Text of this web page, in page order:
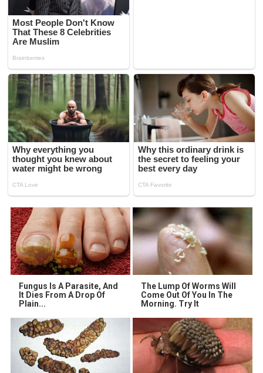
Fungus Is A Parasite, And
It Dies From A Drop Of
Plain...
The Lump Of Worms Will
Come Out Of You In The
Morning. Try It